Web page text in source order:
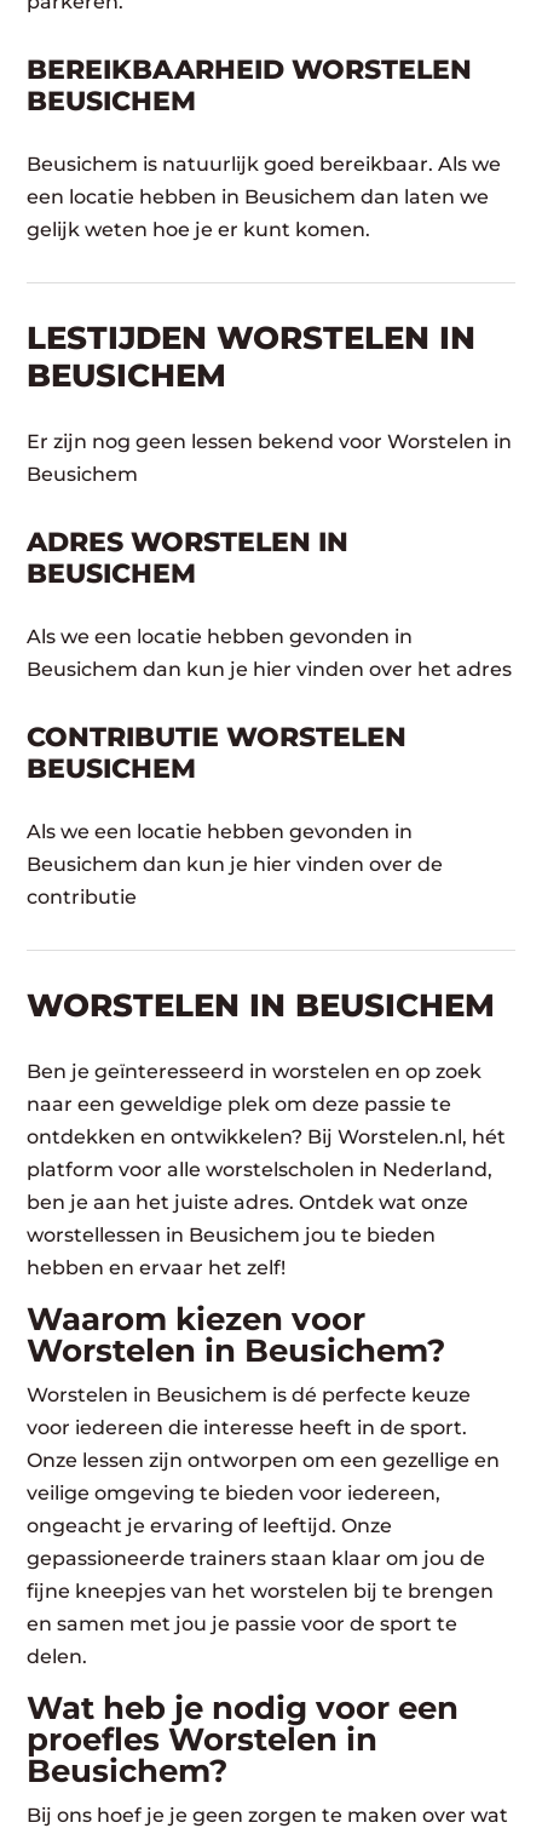
BEREIKBAARHEID WORSTELEN
BEUSICHEM
Beusichem is natuurlijk goed bereikbaar. Als we
een locatie hebben in Beusichem dan laten we
gelijk weten hoe je er kunt komen.
LESTIJDEN WORSTELEN IN
BEUSICHEM
Er zijn nog geen lessen bekend voor Worstelen in
Beusichem
ADRES WORSTELEN IN
BEUSICHEM
Als we een locatie hebben gevonden in
Beusichem dan kun je hier vinden over het adres
CONTRIBUTIE WORSTELEN
BEUSICHEM
Als we een locatie hebben gevonden in
Beusichem dan kun je hier vinden over de
contributie
WORSTELEN​ IN BEUSICHEM
Ben je geïnteresseerd in worstelen en op zoek
naar een geweldige plek om deze passie te
ontdekken en ontwikkelen? Bij Worstelen.nl, hét
platform voor alle worstelscholen in Nederland,
ben je aan het juiste adres. Ontdek wat onze
worstellessen in Beusichem jou te bieden
hebben en ervaar het zelf!
Waarom kiezen voor
Worstelen in Beusichem?
Worstelen in Beusichem is dé perfecte keuze
voor iedereen die interesse heeft in de sport.
Onze lessen zijn ontworpen om een gezellige en
veilige omgeving te bieden voor iedereen,
ongeacht je ervaring of leeftijd. Onze
gepassioneerde trainers staan klaar om jou de
fijne kneepjes van het worstelen bij te brengen
en samen met jou je passie voor de sport te
delen.
Wat heb je nodig voor een
proefles Worstelen in
Beusichem?
Bij ons hoef je je geen zorgen te maken over wat